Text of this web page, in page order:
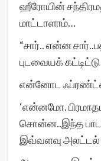
ஹீரோயின்
மாட்டாளாம்…
“சார்.. என்ன
புடவையக்
என்னோட ஃப்ரண்ட்ஸ்
‘என்னமோ.
சொன்ன..இந்த
இவ்வளவு அலட்டல்